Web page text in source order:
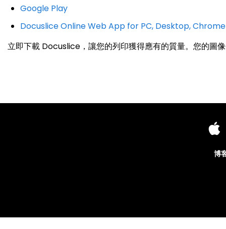
Google Play
Docuslice Online Web App for PC, Desktop,
立即下載 Docuslice，讓您的列印獲得應有的質量。您的圖
博